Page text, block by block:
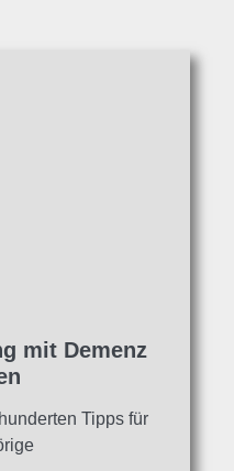
mit Demenz
Tipps für